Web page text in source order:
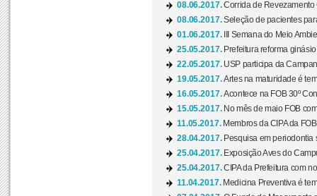
08.06.2017.Corrida de Revezamento
08.06.2017.Seleção de pacientes
01.06.2017.
III Semana do Meio
25.05.2017. Prefeitura reforma
22.05.2017. USP participa da
19.05.2017.Artes na maturidade é
16.05.2017.Acontece na FOB 30º
15.05.2017. No mês de maio FOB
11.05.2017. Membros da CIPA da
28.04.2017. Pesquisa em periodontia
25.04.2017. Exposição Aves do
25.04.2017.CIPA da Prefeitura com
11.04.2017. Medicina Preventiva é